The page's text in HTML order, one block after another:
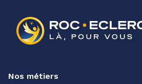
Nos métiers